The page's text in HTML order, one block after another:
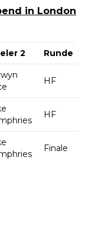
in London
2 Runde
HF
HF
Finale